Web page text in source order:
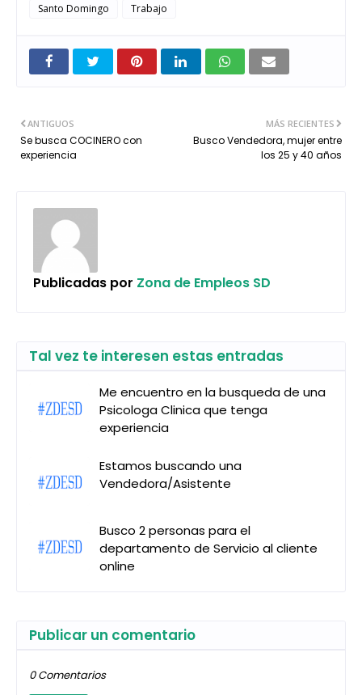
Santo Domingo Trabajo
MÁS RECIENTES
Busco Vendedora, mujer entre
los 25 y 40 años
ANTIGUOS
Se busca COCINERO con
experiencia
Publicadas por Zona de Empleos SD
Tal vez te interesen estas entradas
Me encuentro en la busqueda de una
Psicologa Clinica que tenga
experiencia
Estamos buscando una
Vendedora/Asistente
Busco 2 personas para el
departamento de Servicio al cliente
online
Publicar un comentario
0 Comentarios